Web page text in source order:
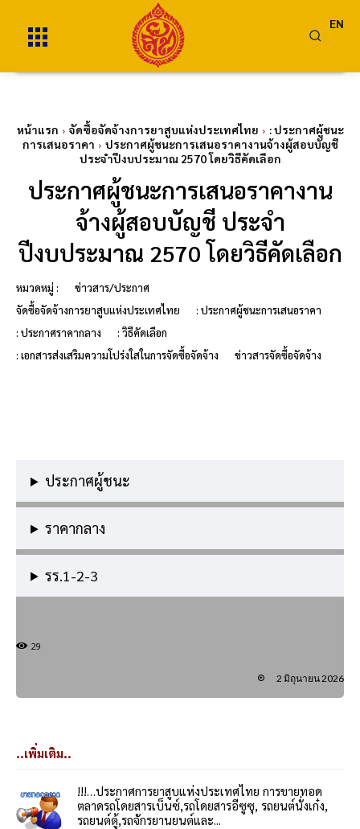
EN
หน้าแรก จัดซื้อจัดจ้างการยาสูบแห่งประเทศไทย
: ประกาศผู้ชนะ
การเสนอราคา
ประกาศผู้ชนะการเสนอราคางานจ้างผู้สอบบัญชี
ประจำปีงบประมาณ 2570 โดยวิธีคัดเลือก
ประกาศผู้ชนะการเสนอราคางาน
จ้างผู้สอบบัญชี ประจำ
ปีงบประมาณ 2570 โดยวิธีคัดเลือก
หมวดหมู่ :
ข่าวสาร/ประกาศ
จัดซื้อจัดจ้างการยาสูบแห่งประเทศไทย
: ประกาศผู้ชนะการเสนอราคา
: ประกาศราคากลาง
: วิธีคัดเลือก
: เอกสารส่งเสริมความโปร่งใสในการจัดซื้อจัดจ้าง
ข่าวสารจัดซื้อจัดจ้าง
ประกาศผู้ชนะ
ราคากลาง
รร.1-2-3
29
2 มิถุนายน 2026
..เพิ่มเติม..
!!!…ประกาศการยาสูบแห่งประเทศไทย การขายทอด
ตลาดรถโดยสารเบ็นซ์,รถโดยสารอีซูซุ, รถยนต์นั่งเก๋ง,
รถยนต์ตู้,รถจักรยานยนต์และ...